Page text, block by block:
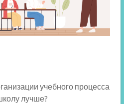
учебного процесса
лучше?